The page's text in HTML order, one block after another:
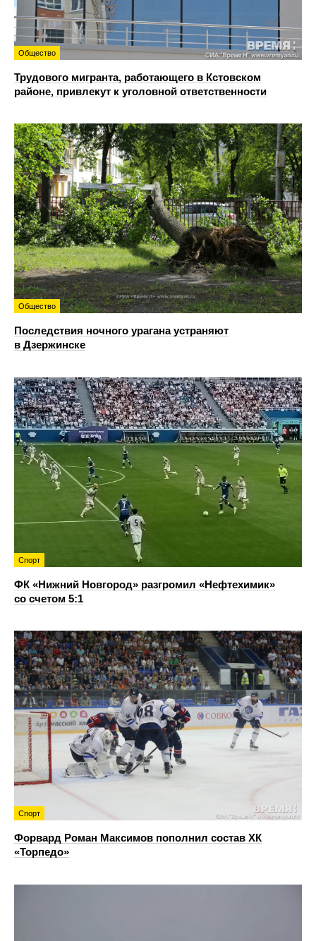
Общество
Трудового мигранта, работающего в Кстовском
районе, привлекут к уголовной ответственности
Общество
Последствия ночного урагана устраняют
в Дзержинске
Спорт
ФК «Нижний Новгород» разгромил «Нефтехимик»
со счетом 5:1
Спорт
Форвард Роман Максимов пополнил состав ХК
«Торпедо»